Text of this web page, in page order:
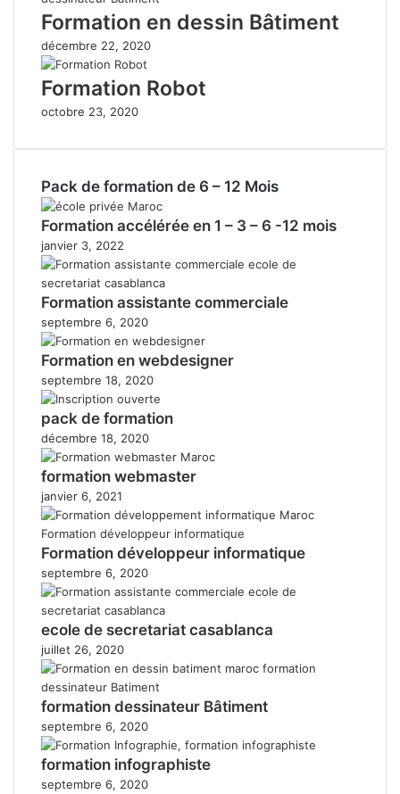
Formation en dessin Bâtiment
décembre 22, 2020
Formation Robot
octobre 23, 2020
Pack de formation de 6 – 12 Mois
Formation accélérée en 1 – 3 – 6 -12 mois
janvier 3, 2022
Formation assistante commerciale
septembre 6, 2020
Formation en webdesigner
septembre 18, 2020
pack de formation
décembre 18, 2020
formation webmaster
janvier 6, 2021
Formation développeur informatique
septembre 6, 2020
ecole de secretariat casablanca
juillet 26, 2020
formation dessinateur Bâtiment
septembre 6, 2020
formation infographiste
septembre 6, 2020